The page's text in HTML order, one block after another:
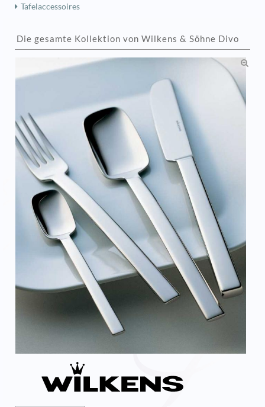
Tafelaccessoires
Die gesamte Kollektion von Wilkens & Söhne Divo